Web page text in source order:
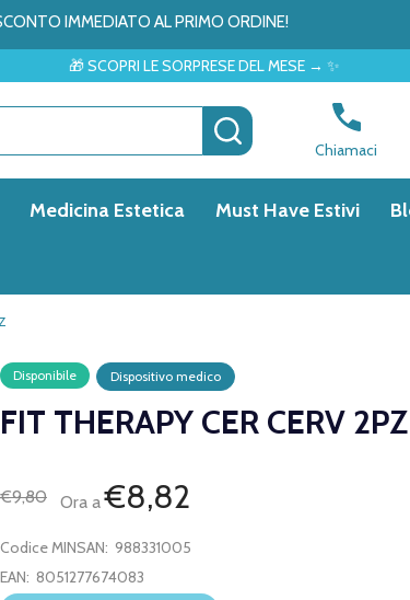
IMMEDIATO AL PRIMO ORDINE!
LE SORPRESE DEL MESE → ✨
CERCA
Chiamaci
Medicina Estetica Must Have Estivi
Disponibile Dispositivo medico
FIT THERAPY CER CERV 2PZ
€9,80 Ora a€8,82
Codice MINSAN: 988331005
EAN: 8051277674083